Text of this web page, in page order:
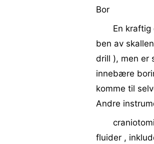
Bor
En
ben av
drill ), men er
innebære
komme til
Andre
fluider ,